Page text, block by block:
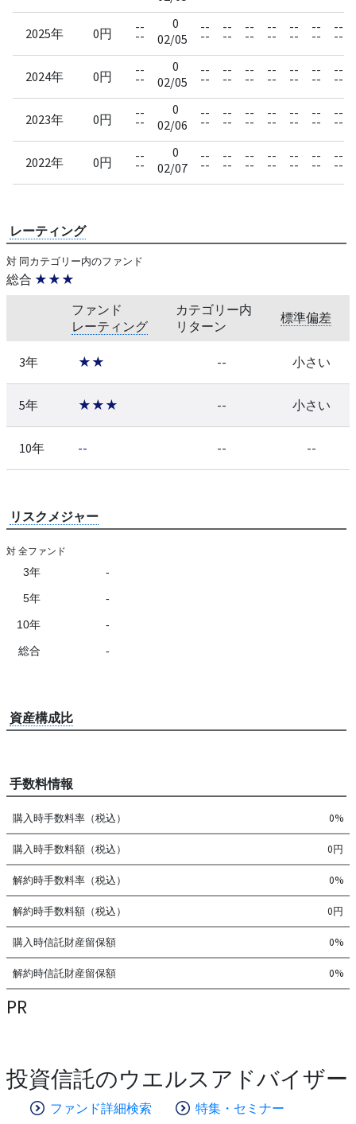
2025年 0円 --
--
0
02/05
--
--
--
--
--
--
--
--
--
--
--
--
--
--
2024年 0円 --
--
0
02/05
--
--
--
--
--
--
--
--
--
--
--
--
--
--
2023年 0円 --
--
0
02/06
--
--
--
--
--
--
--
--
--
--
--
--
--
--
2022年 0円 --
--
0
02/07
--
--
--
--
--
--
--
--
--
--
--
--
--
--
レーティング
対 同カテゴリー内のファンド
総合 ★★★
ファンド
レーティング
カテゴリー内
リターン
標準偏差
3年 ★★ -- 小さい
5年 ★★★ -- 小さい
10年 -- -- --
リスクメジャー
対 全ファンド
3年 -
5年 -
10年 -
総合 -
資産構成比
手数料情報
購入時手数料率（税込） 0%
購入時手数料額（税込） 0円
解約時手数料率（税込） 0%
解約時手数料額（税込） 0円
購入時信託財産留保額 0%
解約時信託財産留保額 0%
PR
投資信託のウエルスアドバイザー
ファンド詳細検索
特集・セミナー